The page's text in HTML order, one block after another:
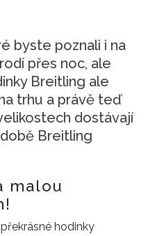
byste poznali i na
přes noc, ale
Breitling ale
trhu a právě teď
dostávají
Breitling
malou
hodinky